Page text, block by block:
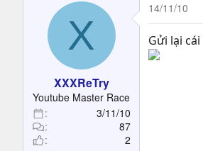
X
XXXReTry
Youtube Master Race
3/11/10
87
2
14/11/10
Gửi lại